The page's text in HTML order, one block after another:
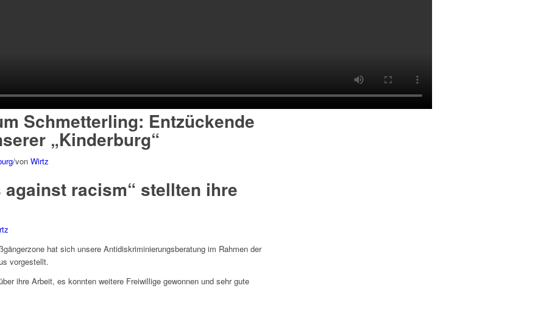
Schmetterling: Entzückende
„Kinderburg“
/von Wirtz
against racism“ stellten ihre
hat sich unsere Antidiskriminierungsberatung im Rahmen der
vorgestellt.
ihre Arbeit, es konnten weitere Freiwillige gewonnen und sehr gute